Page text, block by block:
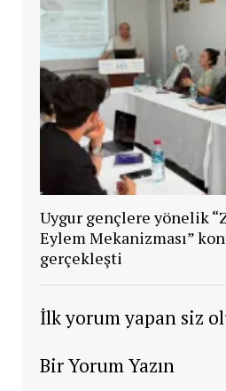
Uygur gençlere yönelik
Eylem Mekanizması”
gerçekleşti
İlk yorum yapan siz
Bir Yorum Yazın